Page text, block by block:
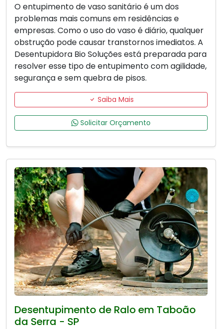
O entupimento de vaso sanitário é um dos
problemas mais comuns em residências e
empresas. Como o uso do vaso é diário, qualquer
obstrução pode causar transtornos imediatos. A
Desentupidora Bio Soluções está preparada para
resolver esse tipo de entupimento com agilidade,
segurança e sem quebra de pisos.
Saiba Mais
Solicitar Orçamento
Desentupimento de Ralo em Taboão
da Serra - SP